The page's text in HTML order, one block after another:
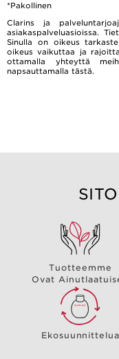
*Pakollinen
Clarins ja
asiakaspalveluasioissa.
Sinulla on oikeus
oikeus vaikuttaa ja
ottamalla yhteyttä
napsauttamalla tästä.
Tuotteemme
Ovat
Ekosuunnittelua